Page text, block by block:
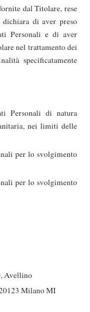
dal Titolare, rese
di aver preso
Personali e di aver
nel trattamento dei
specificatamente
Personali di natura
nei limiti delle
per lo svolgimento
per lo svolgimento
Avellino
Milano MI